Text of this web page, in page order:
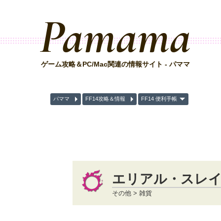
Pamama
ゲーム攻略＆PC/Mac関連の情報サイト - パママ
パママ FF14攻略＆情報 FF14 便利手帳
エリアル・スレ
その他 > 雑貨